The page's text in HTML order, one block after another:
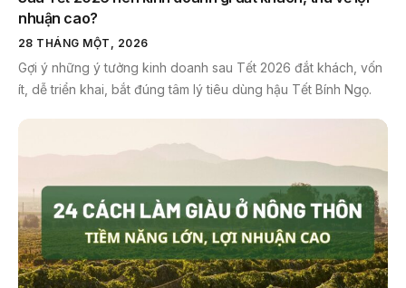
nhuận cao?
28 THÁNG MỘT, 2026
Gợi ý những ý tưởng kinh doanh sau Tết 2026 đắt khách, vốn
ít, dễ triển khai, bắt đúng tâm lý tiêu dùng hậu Tết Bính Ngọ.